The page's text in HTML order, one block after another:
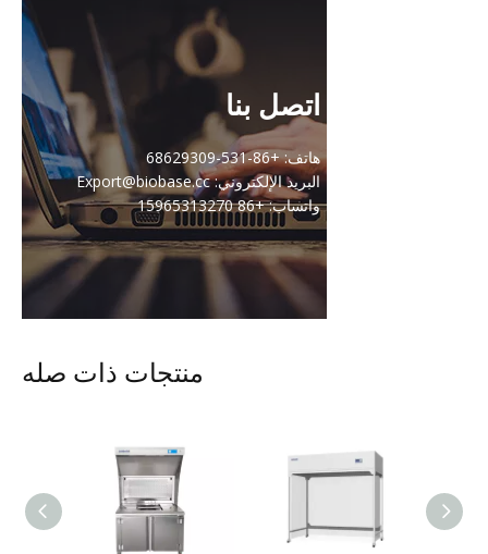
اتصل بنا
هاتف: +86-531-68629309
البريد الإلكتروني: Export@biobase.cc
واتساب: +86 15965313270
منتجات ذات صله